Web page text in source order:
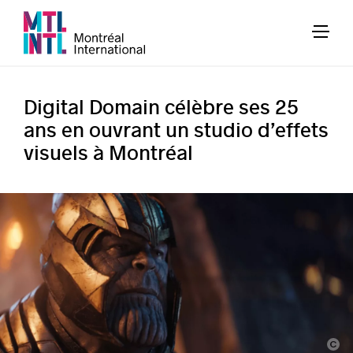
Digital Domain célèbre ses 25
ans en ouvrant un studio d’effets
visuels à Montréal